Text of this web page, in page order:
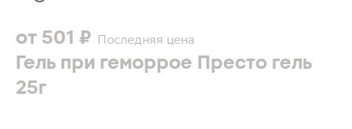
от 501 ₽ Последняя цена
Гель при геморрое Престо гель
25г